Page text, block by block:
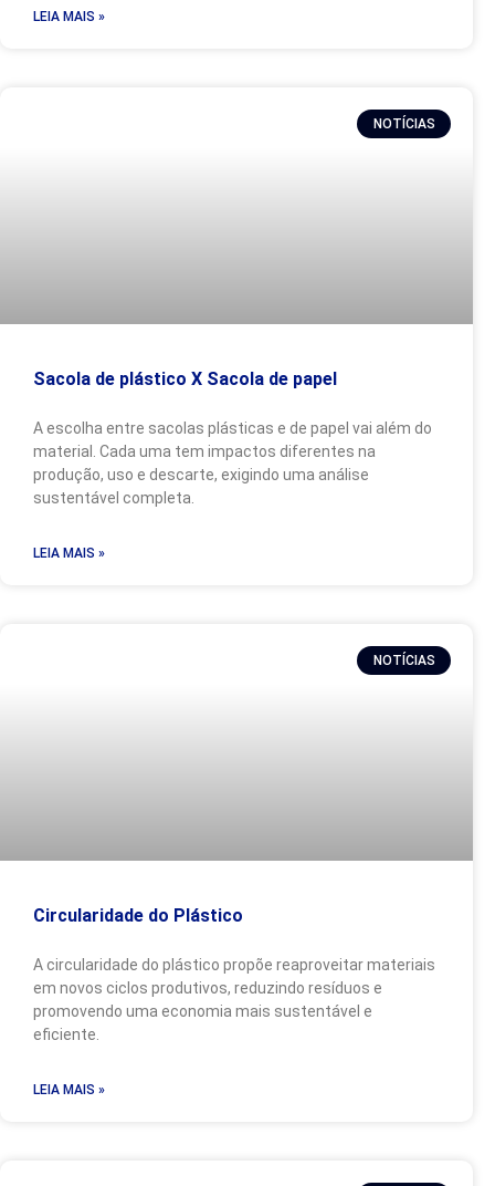
LEIA MAIS »
NOTÍCIAS
Sacola de plástico X Sacola de papel
A escolha entre sacolas plásticas e de papel vai além do
material. Cada uma tem impactos diferentes na
produção, uso e descarte, exigindo uma análise
sustentável completa.
LEIA MAIS »
NOTÍCIAS
Circularidade do Plástico
A circularidade do plástico propõe reaproveitar materiais
em novos ciclos produtivos, reduzindo resíduos e
promovendo uma economia mais sustentável e
eficiente.
LEIA MAIS »